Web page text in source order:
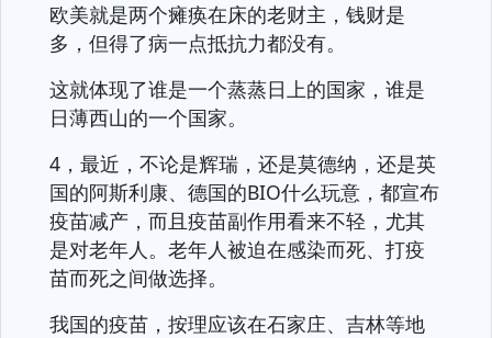
欧美就是两个瘫痪在床的老财主，钱财是
多，但得了病一点抵抗力都没有。
这就体现了谁是一个蒸蒸日上的国家，谁是
日薄西山的一个国家。
4，最近，不论是辉瑞，还是莫德纳，还是英
国的阿斯利康、德国的BIO什么玩意，都宣布
疫苗减产，而且疫苗副作用看来不轻，尤其
是对老年人。老年人被迫在感染而死、打疫
苗而死之间做选择。
我国的疫苗，按理应该在石家庄、吉林等地